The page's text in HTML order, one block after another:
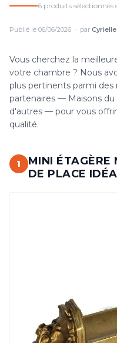
6 produits sélectionnés
Publié le 06/06/2026 · par Cyrielle
Vous cherchez la
votre chambre ? Nous
plus pertinents parmi des
partenaires — Maisons
d'autres — pour vous
qualité.
1
MINI ÉTAGÈRE
DE PLACE